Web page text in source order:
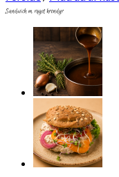
Sandwich m. røget krondyr